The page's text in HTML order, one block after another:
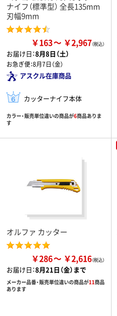
ナイフ（標準型） 全長135mm
刃幅9mm
￥163 ￥2,967
お届け日：8月8日（土）
お急ぎ便：8月7日（金）
アスクル在庫商品
カッターナイフ本体
カラー・販売単位違いの商品が6商品ありま
す
オルファ カッター
￥286 ￥2,616
お届け日：8月21日（金）まで
メーカー品番・販売単位違いの商品が11商品
あります